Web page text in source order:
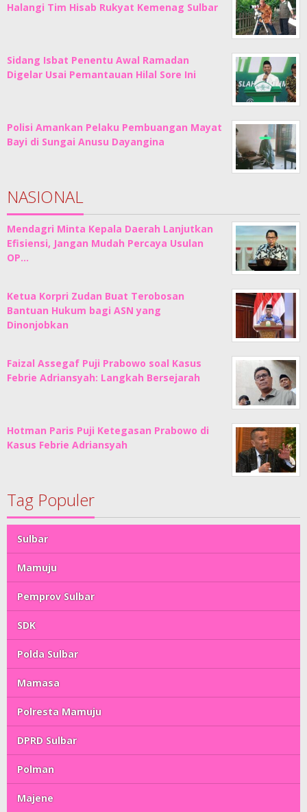
Halangi Tim Hisab Rukyat Kemenag Sulbar
Sidang Isbat Penentu Awal Ramadan
Digelar Usai Pemantauan Hilal Sore Ini
Polisi Amankan Pelaku Pembuangan Mayat
Bayi di Sungai Anusu Dayangina
NASIONAL
Mendagri Minta Kepala Daerah Lanjutkan
Efisiensi, Jangan Mudah Percaya Usulan
OP…
Ketua Korpri Zudan Buat Terobosan
Bantuan Hukum bagi ASN yang
Dinonjobkan
Faizal Assegaf Puji Prabowo soal Kasus
Febrie Adriansyah: Langkah Bersejarah
Hotman Paris Puji Ketegasan Prabowo di
Kasus Febrie Adriansyah
Tag Populer
Sulbar
Mamuju
Pemprov Sulbar
SDK
Polda Sulbar
Mamasa
Polresta Mamuju
DPRD Sulbar
Polman
Majene